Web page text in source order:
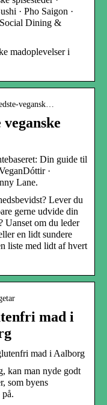
· Pho Saigon ·
Dining &
madoplevelser i
vegansk…
Din guide til
·
Lane.
Lever du
gerne udvide din
Uanset om du leder
en lidt sundere
liste med lidt af hvert
mad i
mad i Aalborg
kan man nyde godt
som byens
på.